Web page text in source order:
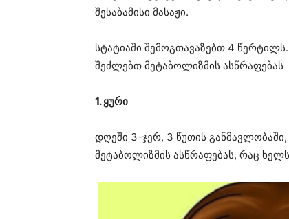
შესაბამისი მასაჟი.
სტატიაში შემოგთავაზებთ 4
შეძლებთ მეტაბოლიზმის
1. ყური
დღეში 3-ჯერ, 3 წუთის
მეტაბოლიზმის ასწრაფებას, რაც ხელს